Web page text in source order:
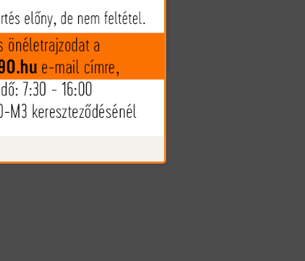
Az árak és készlet információk
tájékoztató jellegűek, nyilvános
ajánlattételnek nem minősülnek!
Az árváltozás jogát fenntartjuk!